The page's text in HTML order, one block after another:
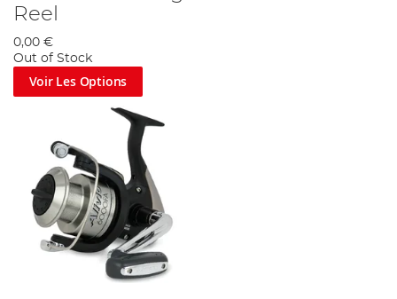
Reel
0,00 €
Out of Stock
Voir Les Options